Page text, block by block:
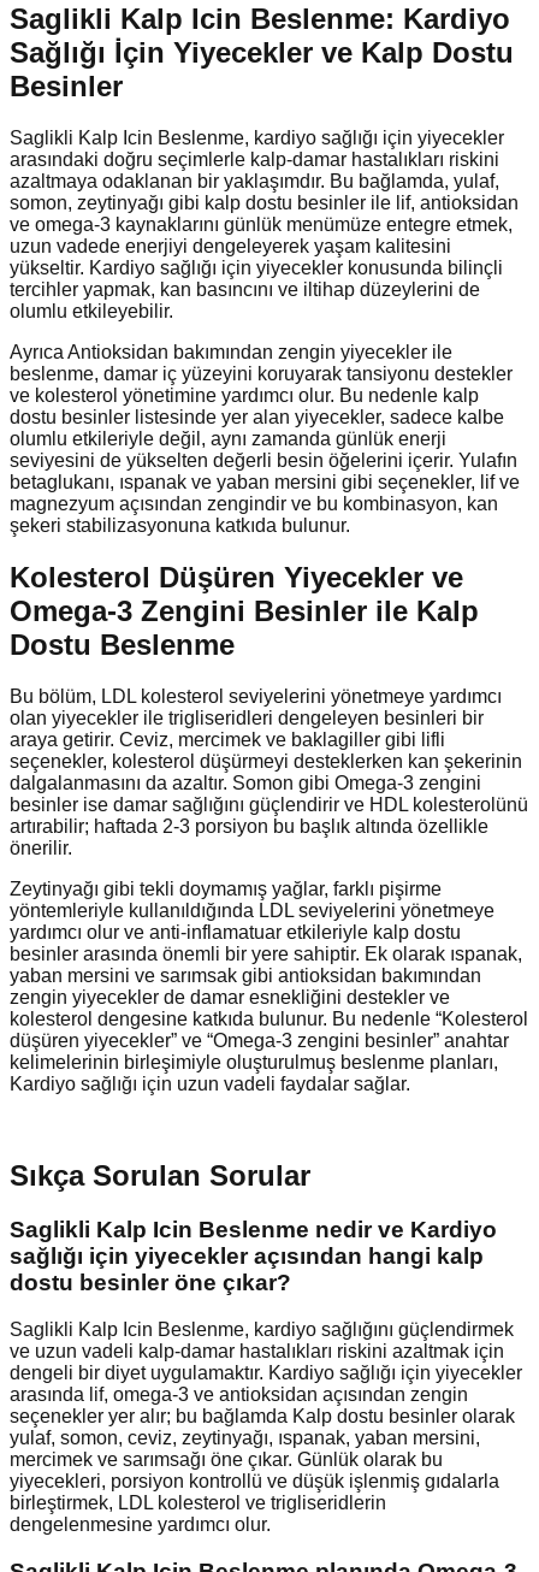
Saglikli Kalp Icin Beslenme: Kardiyo
Sağlığı İçin Yiyecekler ve Kalp Dostu
Besinler
Saglikli Kalp Icin Beslenme, kardiyo sağlığı için yiyecekler
arasındaki doğru seçimlerle kalp-damar hastalıkları riskini
azaltmaya odaklanan bir yaklaşımdır. Bu bağlamda, yulaf,
somon, zeytinyağı gibi kalp dostu besinler ile lif, antioksidan
ve omega-3 kaynaklarını günlük menümüze entegre etmek,
uzun vadede enerjiyi dengeleyerek yaşam kalitesini
yükseltir. Kardiyo sağlığı için yiyecekler konusunda bilinçli
tercihler yapmak, kan basıncını ve iltihap düzeylerini de
olumlu etkileyebilir.
Ayrıca Antioksidan bakımından zengin yiyecekler ile
beslenme, damar iç yüzeyini koruyarak tansiyonu destekler
ve kolesterol yönetimine yardımcı olur. Bu nedenle kalp
dostu besinler listesinde yer alan yiyecekler, sadece kalbe
olumlu etkileriyle değil, aynı zamanda günlük enerji
seviyesini de yükselten değerli besin öğelerini içerir. Yulafın
betaglukanı, ıspanak ve yaban mersini gibi seçenekler, lif ve
magnezyum açısından zengindir ve bu kombinasyon, kan
şekeri stabilizasyonuna katkıda bulunur.
Kolesterol Düşüren Yiyecekler ve
Omega-3 Zengini Besinler ile Kalp
Dostu Beslenme
Bu bölüm, LDL kolesterol seviyelerini yönetmeye yardımcı
olan yiyecekler ile trigliseridleri dengeleyen besinleri bir
araya getirir. Ceviz, mercimek ve baklagiller gibi lifli
seçenekler, kolesterol düşürmeyi desteklerken kan şekerinin
dalgalanmasını da azaltır. Somon gibi Omega-3 zengini
besinler ise damar sağlığını güçlendirir ve HDL kolesterolünü
artırabilir; haftada 2-3 porsiyon bu başlık altında özellikle
önerilir.
Zeytinyağı gibi tekli doymamış yağlar, farklı pişirme
yöntemleriyle kullanıldığında LDL seviyelerini yönetmeye
yardımcı olur ve anti-inflamatuar etkileriyle kalp dostu
besinler arasında önemli bir yere sahiptir. Ek olarak ıspanak,
yaban mersini ve sarımsak gibi antioksidan bakımından
zengin yiyecekler de damar esnekliğini destekler ve
kolesterol dengesine katkıda bulunur. Bu nedenle “Kolesterol
düşüren yiyecekler” ve “Omega-3 zengini besinler” anahtar
kelimelerinin birleşimiyle oluşturulmuş beslenme planları,
Kardiyo sağlığı için uzun vadeli faydalar sağlar.
Sıkça Sorulan Sorular
Saglikli Kalp Icin Beslenme nedir ve Kardiyo
sağlığı için yiyecekler açısından hangi kalp
dostu besinler öne çıkar?
Saglikli Kalp Icin Beslenme, kardiyo sağlığını güçlendirmek
ve uzun vadeli kalp-damar hastalıkları riskini azaltmak için
dengeli bir diyet uygulamaktır. Kardiyo sağlığı için yiyecekler
arasında lif, omega-3 ve antioksidan açısından zengin
seçenekler yer alır; bu bağlamda Kalp dostu besinler olarak
yulaf, somon, ceviz, zeytinyağı, ıspanak, yaban mersini,
mercimek ve sarımsağı öne çıkar. Günlük olarak bu
yiyecekleri, porsiyon kontrollü ve düşük işlenmiş gıdalarla
birleştirmek, LDL kolesterol ve trigliseridlerin
dengelenmesine yardımcı olur.